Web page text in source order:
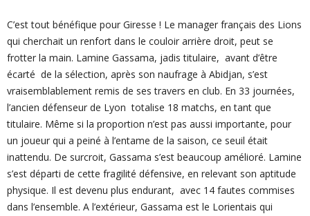
C’est tout bénéfique pour Giresse ! Le manager français des Lions
qui cherchait un renfort dans le couloir arrière droit, peut se
frotter la main. Lamine Gassama, jadis titulaire, avant d’être
écarté de la sélection, après son naufrage à Abidjan, s’est
vraisemblablement remis de ses travers en club. En 33 journées,
l’ancien défenseur de Lyon totalise 18 matchs, en tant que
titulaire. Même si la proportion n’est pas aussi importante, pour
un joueur qui a peiné à l’entame de la saison, ce seuil était
inattendu. De surcroit, Gassama s’est beaucoup amélioré. Lamine
s’est départi de cette fragilité défensive, en relevant son aptitude
physique. Il est devenu plus endurant, avec 14 fautes commises
dans l’ensemble. A l’extérieur, Gassama est le Lorientais qui